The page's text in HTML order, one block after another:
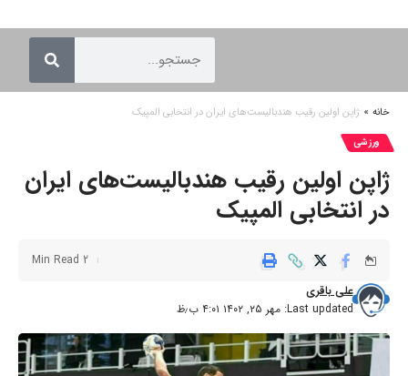
خانه » ژاپن اولین رقیب هندبالیست‌های ایران در انتخابی المپیک
ورزشی
ژاپن اولین رقیب هندبالیست‌های ایران
در انتخابی المپیک
Last updated: مهر ۲۵, ۱۴۰۲ ۴:۰۱ ب٫ظ
علی باقری
2 Min Read